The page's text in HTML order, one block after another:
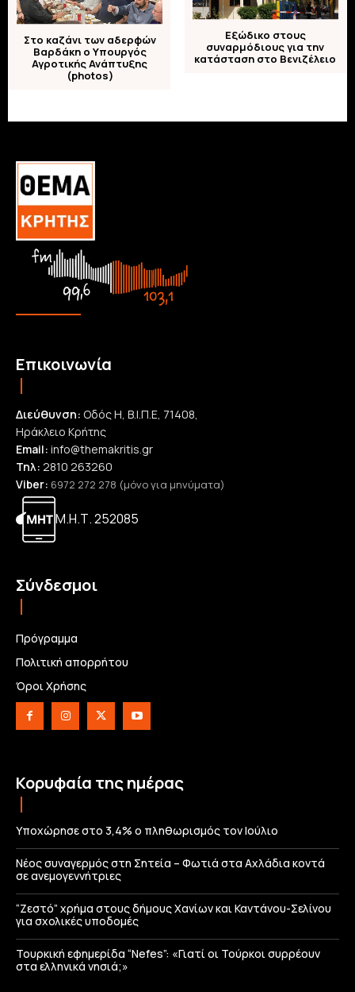
Στο καζάνι των αδερφών
Βαρδάκη ο Υπουργός
Αγροτικής Ανάπτυξης
(photos)
Εξώδικο στους
συναρμόδιους για την
κατάσταση στο Βενιζέλειο
Επικοινωνία
Διεύθυνση: Οδός Η, Β.Ι.Π.Ε, 71408,
Ηράκλειο Κρήτης
Email: info@themakritis.gr
Τηλ: 2810 263260
Viber: 6972 272 278 (μόνο για μηνύματα)
Μ.Η.Τ. 252085
Σύνδεσμοι
Πρόγραμμα
Πολιτική απορρήτου
Όροι Χρήσης
Κορυφαία της ημέρας
Υποχώρησε στο 3,4% ο πληθωρισμός τον Ιούλιο
Νέος συναγερμός στη Σητεία – Φωτιά στα Αχλάδια κοντά
σε ανεμογεννήτριες
“Ζεστό” χρήμα στους δήμους Χανίων και Καντάνου-Σελίνου
για σχολικές υποδομές
Τουρκική εφημερίδα “Nefes”: «Γιατί οι Τούρκοι συρρέουν
στα ελληνικά νησιά;»